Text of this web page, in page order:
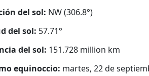
del sol: NW (306.8°)
del sol: 57.71°
del sol: 151.728 million km
equinoccio: martes, 22 de